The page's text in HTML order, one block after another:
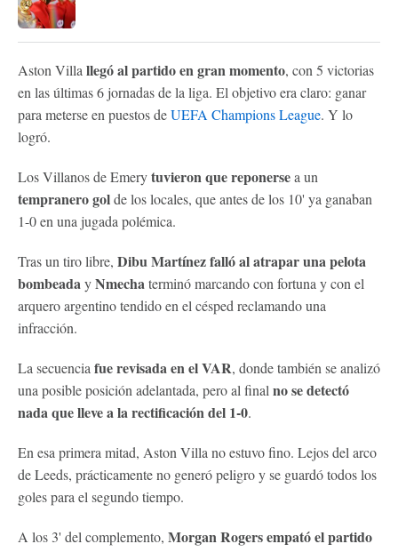
Aston Villa llegó al partido en gran momento, con 5 victorias
en las últimas 6 jornadas de la liga. El objetivo era claro: ganar
para meterse en puestos deUEFA Champions League. Y lo
logró.
Los Villanos de Emerytuvieron que reponersea un
tempranero golde los locales, que antes de los 10' ya ganaban
1-0 en una jugada polémica.
Tras un tiro libre, Dibu Martínez falló al atrapar una pelota
bombeadayNmechaterminó marcando con fortuna y con el
arquero argentino tendido en el césped reclamando una
infracción.
La secuencia fue revisada en el VAR, donde también se analizó
una posible posición adelantada, pero al final no se detectó
nada que lleve a la rectificación del 1-0.
En esa primera mitad, Aston Villa no estuvo fino. Lejos del arco
de Leeds, prácticamente no generó peligro y se guardó todos los
goles para el segundo tiempo.
A los 3' del complemento, Morgan Rogers empató el partido